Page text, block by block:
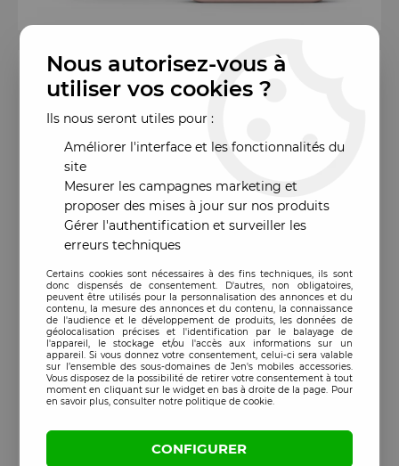
Nous autorisez-vous à
utiliser vos cookies ?
Ils nous seront utiles pour :
Améliorer l'interface et les fonctionnalités du
site
Mesurer les campagnes marketing et
proposer des mises à jour sur nos produits
Gérer l'authentification et surveiller les
erreurs techniques
Certains cookies sont nécessaires à des fins techniques, ils sont
donc dispensés de consentement. D'autres, non obligatoires,
peuvent être utilisés pour la personnalisation des annonces et du
contenu, la mesure des annonces et du contenu, la connaissance
de l'audience et le développement de produits, les données de
géolocalisation précises et l'identification par le balayage de
l'appareil, le stockage et/ou l'accès aux informations sur un
appareil. Si vous donnez votre consentement, celui-ci sera valable
sur l’ensemble des sous-domaines de Jen's mobiles accessories.
Vous disposez de la possibilité de retirer votre consentement à tout
moment en cliquant sur le widget en bas à droite de la page. Pour
en savoir plus, consulter notre politique de cookie.
CONFIGURER